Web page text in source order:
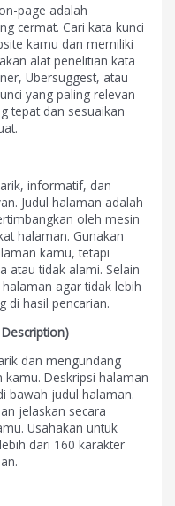
page adalah
cermat. Cari kata kunci
kamu dan memiliki
alat penelitian kata
Ubersuggest, atau
yang paling relevan
tepat dan sesuaikan
informatif, dan
Judul halaman adalah
oleh mesin
halaman. Gunakan
kamu, tetapi
atau tidak alami. Selain
agar tidak lebih
di hasil pencarian.
dan mengundang
Deskripsi halaman
bawah judul halaman.
jelaskan secara
Usahakan untuk
dari 160 karakter